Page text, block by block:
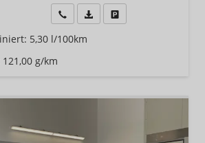
Wir rufen Sie anFahrzeugexposé (PDF)
5,30 l/100km
121,00 g/km